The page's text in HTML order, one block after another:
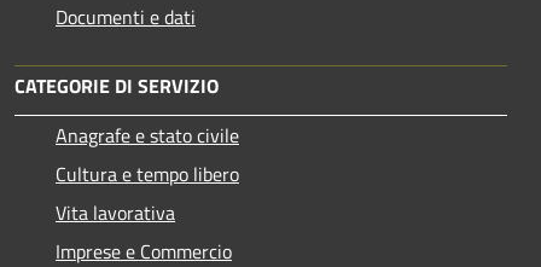
Documenti e dati
CATEGORIE DI SERVIZIO
Anagrafe e stato civile
Cultura e tempo libero
Vita lavorativa
Imprese e Commercio